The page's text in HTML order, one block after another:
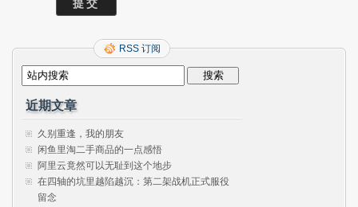
RSS 订阅
近期文章
久别重逢，我的朋友
闲鱼里淘二手商品的一点感悟
阿里云竟然可以无耻到这个地步
在四轴的坑里越陷越沉：第二架战机正式服役
留念